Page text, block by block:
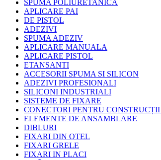
SPUMA POLIURETANICA
APLICARE PAI
DE PISTOL
ADEZIVI
SPUMA ADEZIV
APLICARE MANUALA
APLICARE PISTOL
ETANSANTI
ACCESORII SPUMA SI SILICON
ADEZIVI PROFESIONALI
SILICONI INDUSTRIALI
SISTEME DE FIXARE
CONECTORI PENTRU
ELEMENTE DE ANSAMBLARE
DIBLURI
FIXARI DIN OTEL
FIXARI GRELE
FIXARI IN PLACI